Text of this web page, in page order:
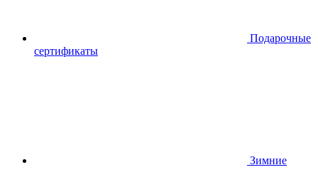
Подарочные
сертификаты
Зимние